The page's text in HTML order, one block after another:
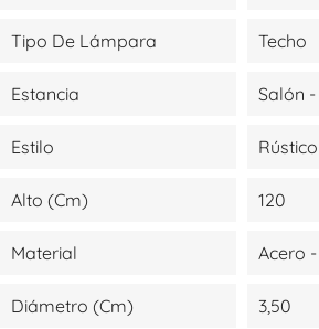
Tipo De Lámpara Techo
Estancia Salón
Estilo Rústico
Alto (cm) 120
Material Acero
Diámetro (cm) 3,50